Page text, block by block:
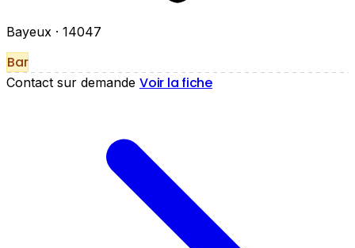
Bayeux · 14047
Bar
Contact sur demande Voir la fiche